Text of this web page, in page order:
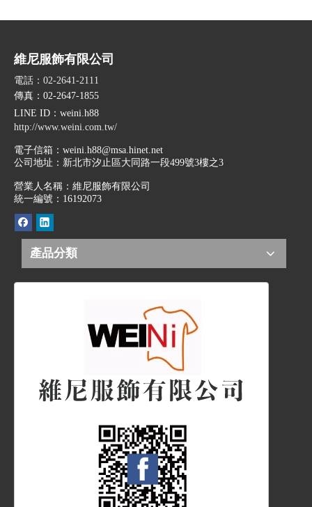
維尼服飾有限公司
電話：02-2641-2111
傳真：02-2647-1855
LINE ID ：weini.h88
http://www.weini.com.tw/
電子信箱： weini.h88@msa.hinet.net
公司地址： 新北市汐止區大同路一段499號3樓之3
營業人名稱：維尼服飾有限公司
統一編號：16192073
產品分類